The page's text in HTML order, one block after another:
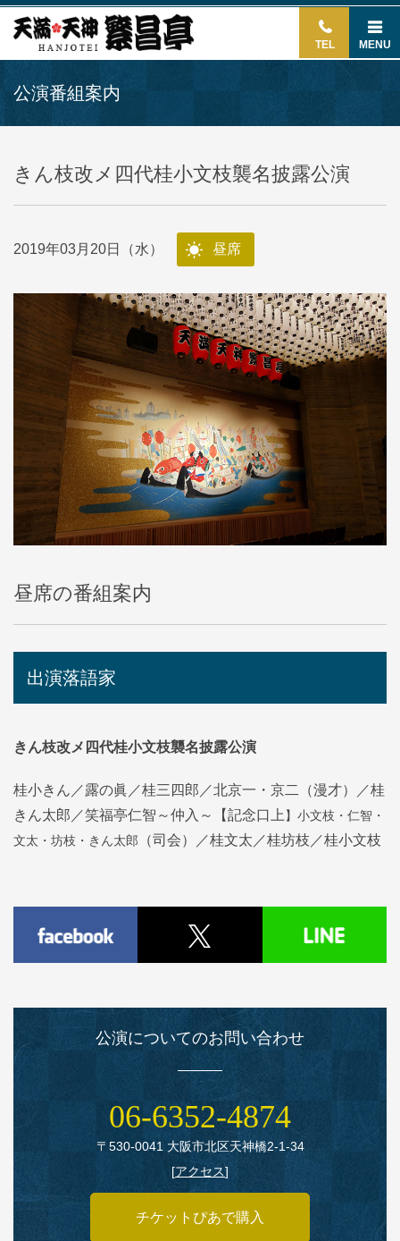
TEL MENU
公演番組案内
きん枝改メ四代桂小文枝襲名披露公演
2019年03月20日（水） 昼席
昼席の番組案内
出演落語家
きん枝改メ四代桂小文枝襲名披露公演
桂小きん／露の眞／桂三四郎／北京一・京二（漫才）／桂
きん太郎／笑福亭仁智～仲入～【記念口上 】小文枝・仁智・
文太・坊枝・きん太郎 （司会）／桂文太／桂坊枝／桂小文枝
公演についてのお問い合わせ
06‑6352‑4874
〒530‑0041 大阪市北区天神橋2‑1‑34
[アクセス]
チケットぴあで購入